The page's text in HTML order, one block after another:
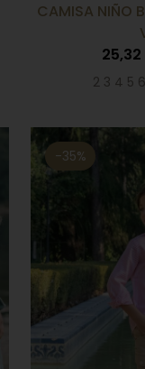
CAMISA NIÑO
2 3 4 5
-35%